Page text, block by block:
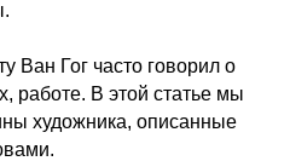
Ван Гог часто говорил о
работе. В этой статье мы
художника, описанные